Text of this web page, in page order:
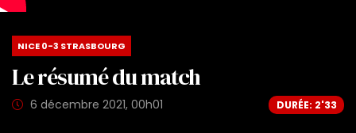
NICE 0-3 STRASBOURG
Le résumé du match
6 décembre 2021, 00h01 DURÉE: 2'33